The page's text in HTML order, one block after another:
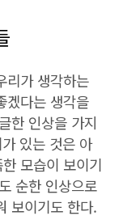
리가 생각하는
겠다는 생각을
한 인상을 가지
있는 것은 아
모습이 보이기
순한 인상으로
보이기도 한다.